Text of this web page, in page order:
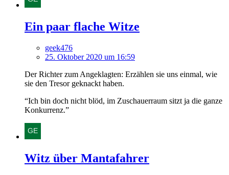
Ein paar flache Witze
geek476
25. Oktober 2020 um 16:59
Der Richter zum Angeklagten: Erzählen sie uns einmal, wie
sie den Tresor geknackt haben.
“Ich bin doch nicht blöd, im Zuschauerraum sitzt ja die ganze
Konkurrenz.”
Witz über Mantafahrer